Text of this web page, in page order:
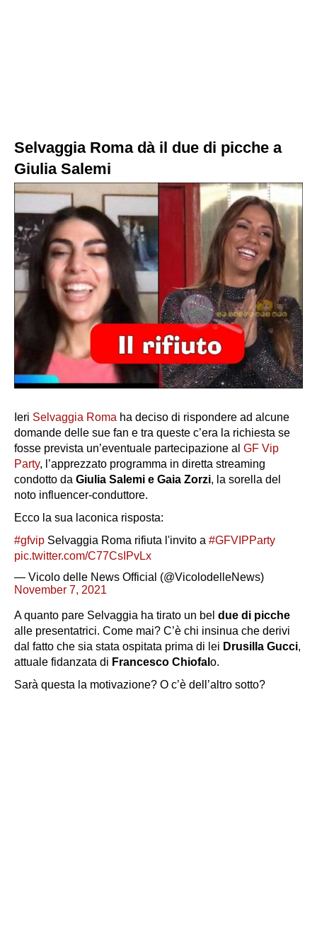
Selvaggia Roma dà il due di picche a
Giulia Salemi
Ieri Selvaggia Roma ha deciso di rispondere ad alcune
domande delle sue fan e tra queste c’era la richiesta se
fosse prevista un’eventuale partecipazione al GF Vip
Party, l’apprezzato programma in diretta streaming
condotto da Giulia Salemi e Gaia Zorzi, la sorella del
noto influencer-conduttore.
Ecco la sua laconica risposta:
#gfvip Selvaggia Roma rifiuta l'invito a #GFVIPParty
pic.twitter.com/C77CsIPvLx
— Vicolo delle News Official (@VicolodelleNews)
November 7, 2021
A quanto pare Selvaggia ha tirato un bel due di picche
alle presentatrici. Come mai? C’è chi insinua che derivi
dal fatto che sia stata ospitata prima di lei Drusilla Gucci,
attuale fidanzata di Francesco Chiofal o.
Sarà questa la motivazione? O c’è dell’altro sotto?